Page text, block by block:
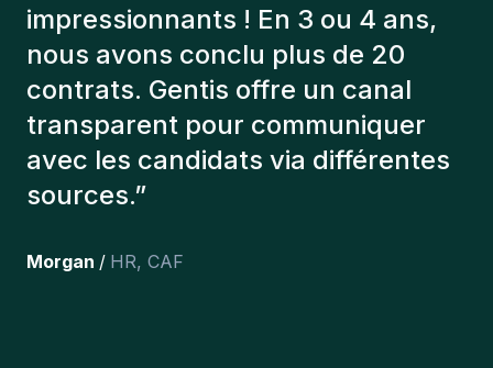
toujours tenu compte de plusieurs
éléments afin de nous présenter
les bons candidats. Les personnes
que l'on a recruté sont toujours là
et personnellement,je suis très
content des personnes qu’on a